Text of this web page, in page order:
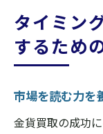
タイミン
するため
市場を読む力を
金貨買取の成功